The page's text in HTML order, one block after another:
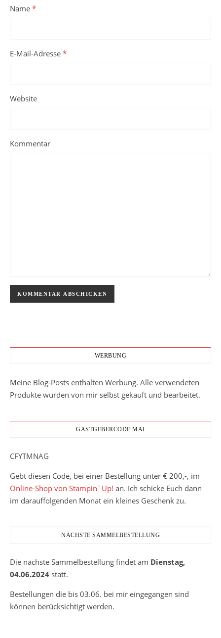
Name *
E-Mail-Adresse *
Website
Kommentar
WERBUNG
Meine Blog-Posts enthalten Werbung. Alle verwendeten
Produkte wurden von mir selbst gekauft und bearbeitet.
GASTGEBERCODE MAI
CFYTMNAG
Gebt diesen Code, bei einer Bestellung unter € 200,-, im
Online-Shop von Stampin´Up! an. Ich schicke Euch dann
im darauffolgenden Monat ein kleines Geschenk zu.
NÄCHSTE SAMMELBESTELLUNG
Die nächste Sammelbestellung findet am Dienstag,
04.06.2024 statt.
Bestellungen die bis 03.06. bei mir eingegangen sind
können berücksichtigt werden.